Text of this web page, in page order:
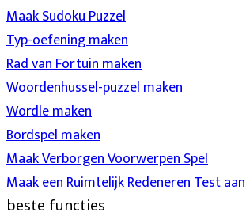
Maak Sudoku Puzzel
Typ-oefening maken
Rad van Fortuin maken
Woordenhussel-puzzel maken
Wordle maken
Bordspel maken
Maak Verborgen Voorwerpen Spel
Maak een Ruimtelijk Redeneren Test aan
beste functies